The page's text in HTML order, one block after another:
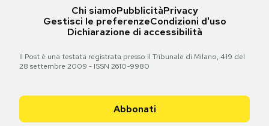
Chi siamoPubblicitàPrivacy
Gestisci le preferenzeCondizioni d'uso
Dichiarazione di accessibilità
Il Post è una testata registrata presso il Tribunale di Milano, 419 del
28 settembre 2009 - ISSN 2610-9980
Abbonati